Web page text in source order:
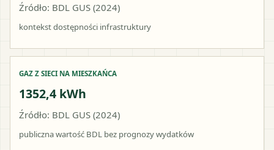
Źródło: BDL GUS (2024)
kontekst dostępności infrastruktury
GAZ Z SIECI NA MIESZKAŃCA
1352,4 kWh
Źródło: BDL GUS (2024)
publiczna wartość BDL bez prognozy wydatków